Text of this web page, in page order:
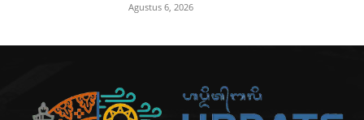
Agustus 6, 2026